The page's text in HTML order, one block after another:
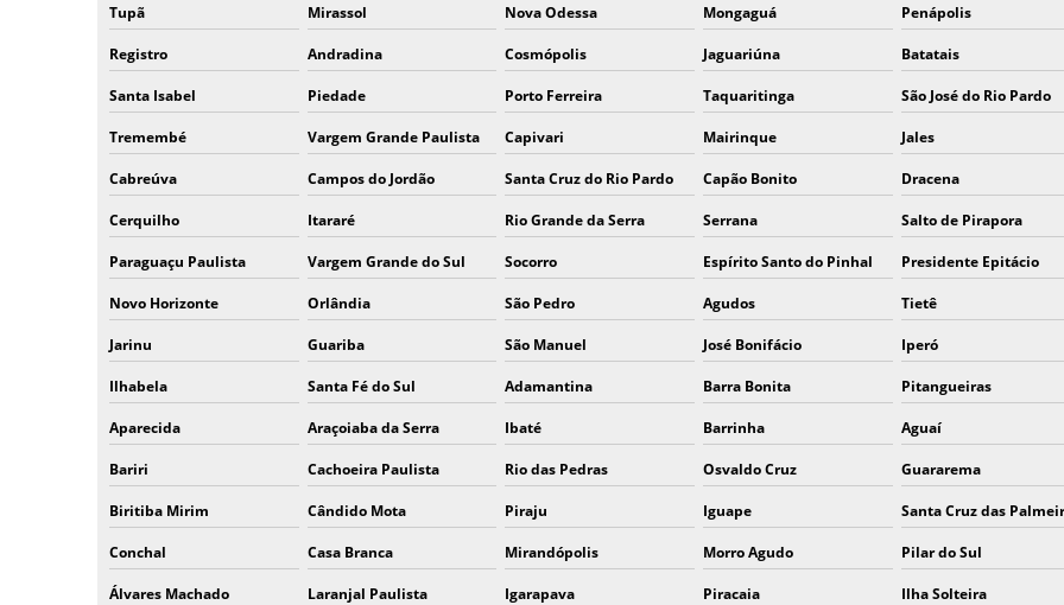
Tupã Mirassol Nova Odessa Mongaguá Penápolis
Registro Andradina Cosmópolis Jaguariúna Batatais
Santa Isabel Piedade Porto Ferreira Taquaritinga São José do Rio Pardo
Tremembé Vargem Grande Paulista Capivari Mairinque Jales
Cabreúva Campos do Jordão Santa Cruz do Rio Pardo Capão Bonito Dracena
Cerquilho Itararé Rio Grande da Serra Serrana Salto de Pirapora
Paraguaçu Paulista Vargem Grande do Sul Socorro Espírito Santo do Pinhal Presidente Epitácio
Novo Horizonte Orlândia São Pedro Agudos Tietê
Jarinu Guariba São Manuel José Bonifácio Iperó
Ilhabela Santa Fé do Sul Adamantina Barra Bonita Pitangueiras
Aparecida Araçoiaba da Serra Ibaté Barrinha Aguaí
Bariri Cachoeira Paulista Rio das Pedras Osvaldo Cruz Guararema
Biritiba Mirim Cândido Mota Piraju Iguape Santa Cruz das
Conchal Casa Branca Mirandópolis Morro Agudo Pilar do Sul
Álvares Machado Laranjal Paulista Igarapava Piracaia Ilha Solteira